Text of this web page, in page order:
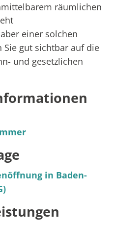
räumlichen
einer solchen
Sie gut sichtbar auf die
und gesetzlichen
in Baden-